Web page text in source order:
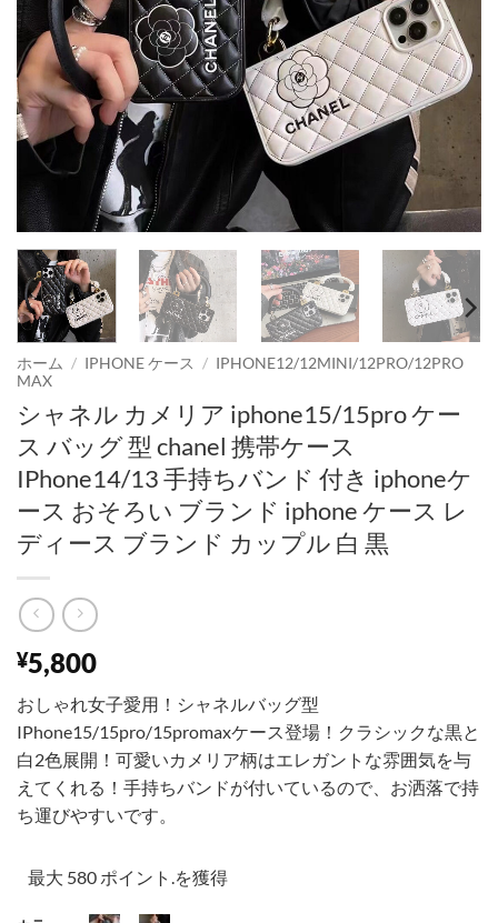
ホーム / IPHONE ケース / IPHONE12/12MINI/12PRO/12PRO
MAX
シャネル カメリア iphone15/15pro ケー
ス バッグ 型 chanel 携帯ケース
IPhone14/13 手持ちバンド 付き iphoneケ
ース おそろい ブランド iphone ケース レ
ディース ブランド カップル 白 黒
¥5,800
おしゃれ女子愛用！シャネルバッグ型
IPhone15/15pro/15promaxケース登場！クラシックな黒と
白2色展開！可愛いカメリア柄はエレガントな雰囲気を与
えてくれる！手持ちバンドが付いているので、お洒落で持
ち運びやすいです。
最大 580 ポイント.を獲得